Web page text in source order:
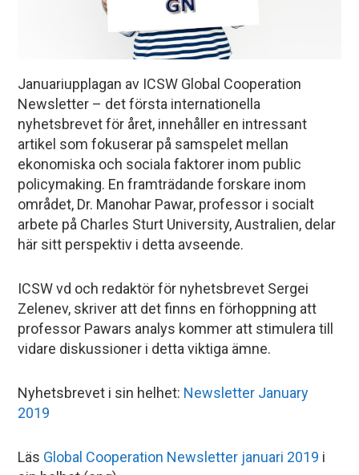
Januariupplagan av ICSW Global Cooperation
Newsletter – det första internationella
nyhetsbrevet för året, innehåller en intressant
artikel som fokuserar på samspelet mellan
ekonomiska och sociala faktorer inom public
policymaking. En framträdande forskare inom
området, Dr. Manohar Pawar, professor i socialt
arbete på Charles Sturt University, Australien, delar
här sitt perspektiv i detta avseende.
ICSW vd och redaktör för nyhetsbrevet Sergei
Zelenev, skriver att det finns en förhoppning att
professor Pawars analys kommer att stimulera till
vidare diskussioner i detta viktiga ämne.
Nyhetsbrevet i sin helhet: Newsletter January
2019
Läs Global Cooperation Newsletter januari 2019 i